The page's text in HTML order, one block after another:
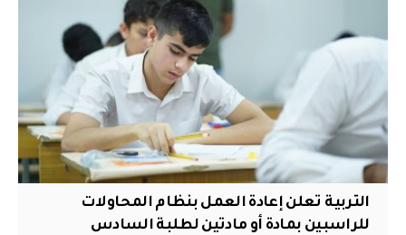
التربية تعلن إعادة العمل بنظام المحاولات
للراسبين بمادة أو مادتين لطلبة السادس